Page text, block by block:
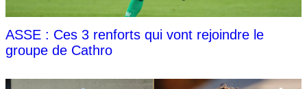
ASSE : Ces 3 renforts qui vont rejoindre le
groupe de Cathro